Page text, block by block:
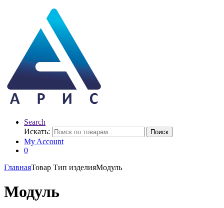
Search
Искать:
Поиск
My Account
0
ГлавнаяТовар Тип изделияМодуль
Модуль